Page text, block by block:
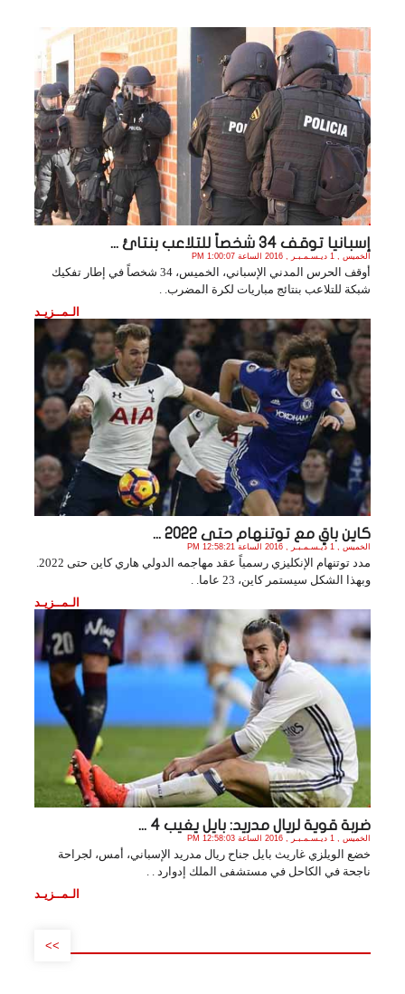
إسبانيا توقف 34 شخصاً للتلاعب بنتائ ...
الخميس , 1 ديـسـمـبـر , 2016 الساعة 1:00:07 PM
أوقف الحرس المدني الإسباني، الخميس، 34 شخصاً في إطار تفكيك
شبكة للتلاعب بنتائج مباريات لكرة المضرب. .
الـمــزيـد
كاين باقٍ مع توتنهام حتى 2022 ...
الخميس , 1 ديـسـمـبـر , 2016 الساعة 12:58:21 PM
مدد توتنهام الإنكليزي رسمياً عقد مهاجمه الدولي هاري كاين حتى 2022.
وبهذا الشكل سيستمر كاين، 23 عاما. .
الـمــزيـد
ضربة قوية لريال مدريد: بايل يغيب 4 ...
الخميس , 1 ديـسـمـبـر , 2016 الساعة 12:58:03 PM
خضع الويلزي غاريث بايل جناح ريال مدريد الإسباني، أمس، لجراحة
ناجحة في الكاحل في مستشفى الملك إدوارد . .
الـمــزيـد
>>